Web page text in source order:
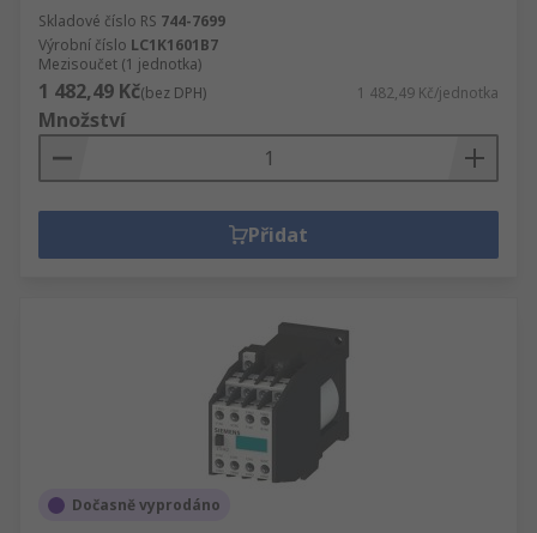
Skladové číslo RS 744-7699
Výrobní číslo LC1K1601B7
Mezisoučet (1 jednotka)
1 482,49 Kč(bez DPH) 1 482,49 Kč/jednotka
Množství
Přidat
Dočasně vyprodáno